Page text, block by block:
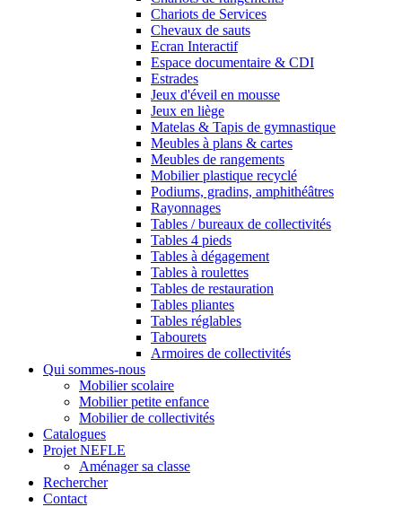
Chariots de Services
Chevaux de sauts
Ecran Interactif
Espace documentaire & CDI
Estrades
Jeux d'éveil en mousse
Jeux en liège
Matelas & Tapis de gymnastique
Meubles à plans & cartes
Meubles de rangements
Mobilier plastique recyclé
Podiums, gradins, amphithéâtres
Rayonnages
Tables / bureaux de collectivités
Tables 4 pieds
Tables à dégagement
Tables à roulettes
Tables de restauration
Tables pliantes
Tables réglables
Tabourets
Armoires de collectivités
Qui sommes-nous
Mobilier scolaire
Mobilier petite enfance
Mobilier de collectivités
Catalogues
Projet NEFLE
Aménager sa classe
Rechercher
Contact